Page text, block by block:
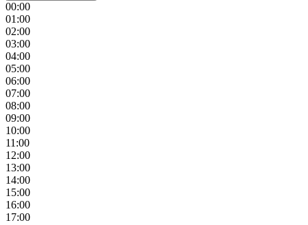
00:00
01:00
02:00
03:00
04:00
05:00
06:00
07:00
08:00
09:00
10:00
11:00
12:00
13:00
14:00
15:00
16:00
17:00